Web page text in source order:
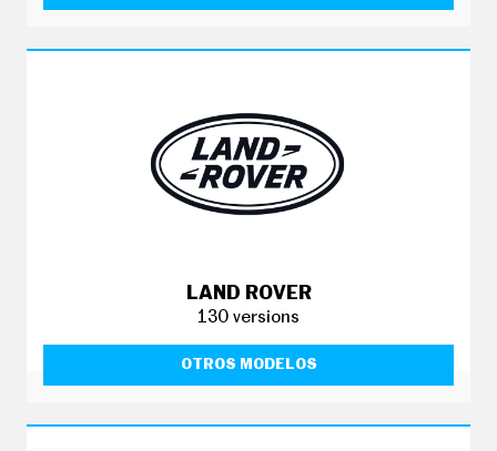
LAND ROVER
130 versions
OTROS MODELOS